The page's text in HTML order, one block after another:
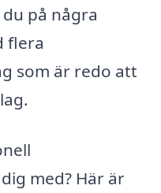
på några
flera
som är redo att
med? Här är